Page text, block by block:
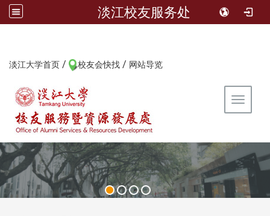
淡江校友服务处
淡江大学首页 / 校友会快找 / 网站导览
Toggle